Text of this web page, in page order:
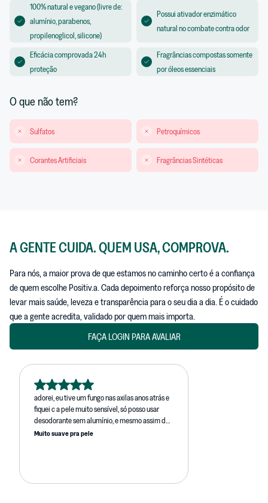
100% natural e vegano (livre de:
alumínio, parabenos,
propilenoglicol, silicone)
Possui ativador enzimático
natural no combate contra odor
Eficácia comprovada 24h
proteção
Fragrâncias compostas somente
por óleos essenciais
O que não tem?
Sulfatos Petroquímicos
Corantes Artificiais Fragrâncias Sintéticas
A GENTE CUIDA. QUEM USA, COMPROVA.
Para nós, a maior prova de que estamos no caminho certo é a confiança
de quem escolhe Positiv.a. Cada depoimento reforça nosso propósito de
levar mais saúde, leveza e transparência para o seu dia a dia. É o cuidado
que a gente acredita, validado por quem mais importa.
FAÇA LOGIN PARA AVALIAR
adorei, eu tive um fungo nas axilas anos atrás e
fiquei c a pele muito sensível, só posso usar
desodorante sem alumínio, e mesmo assim dá
uma leve irritação, esse foi o único que já testei
Muito suave pra pele